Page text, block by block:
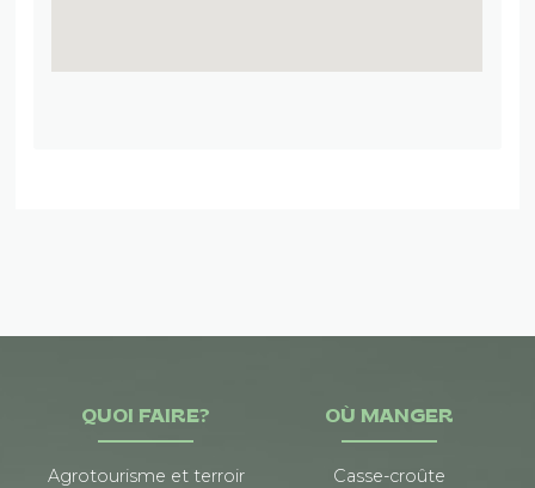
QUOI FAIRE?
Agrotourisme et terroir
OÙ MANGER
Casse-croûte